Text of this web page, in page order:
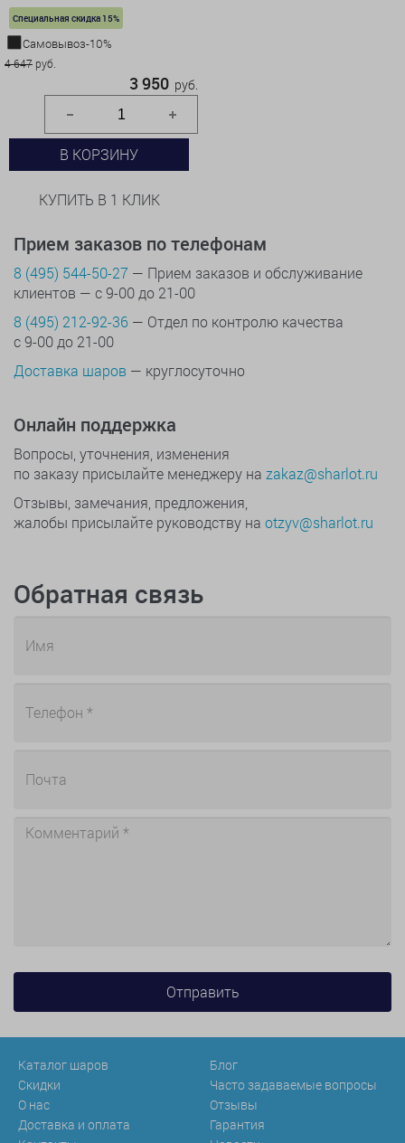
Специальная скидка 15%
Самовывоз-10%
4 647 руб.
3 950 руб.
В КОРЗИНУ
КУПИТЬ В 1 КЛИК
Прием заказов по телефонам
8 (495) 544-50-27 — Прием заказов и обслуживание
клиентов — с 9-00 до 21-00
8 (495) 212-92-36 — Отдел по контролю качества
с 9-00 до 21-00
Доставка шаров — круглосуточно
Онлайн поддержка
Вопросы, уточнения, изменения
по заказу присылайте менеджеру на zakaz@sharlot.ru
Отзывы, замечания, предложения,
жалобы присылайте руководству на otzyv@sharlot.ru
Обратная связь
Каталог шаров
Скидки
О нас
Доставка и оплата
Блог
Часто задаваемые вопросы
Отзывы
Гарантия